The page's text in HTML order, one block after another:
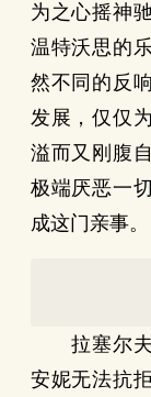
为之心摇神
温特沃思的
然不同的反
发展，仅仅
溢而又刚腹
极端厌恶一
成这门亲事。
拉塞尔夫
安妮无法抗